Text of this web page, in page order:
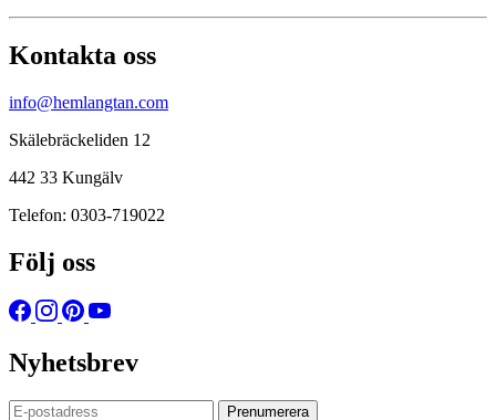
Kontakta oss
info@hemlangtan.com
Skälebräckeliden 12
442 33 Kungälv
Telefon: 0303-719022
Följ oss
Nyhetsbrev
Prenumerera